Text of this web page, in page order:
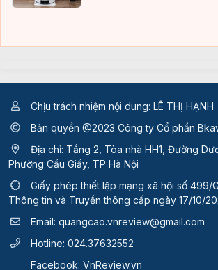
Chịu trách nhiệm nội dung: LÊ THỊ HẠNH
Bản quyền @2023 Công ty Cổ phần
Địa chỉ: Tầng 2, Tòa nhà HH1, Đường
Phường Cầu Giấy, TP Hà Nội
Giấy phép thiết lập mạng xã hội số 499/
Thông tin và Truyền thông cấp ngày 17/10/
Email: quangcao.vnreview@gmail.com
Hotline: 024.37632552
Facebook: VnReview.vn